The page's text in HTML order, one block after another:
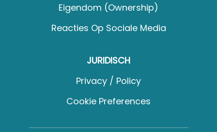
Eigendom (Ownership)
Reacties Op Sociale Media
JURIDISCH
Privacy / Policy
Cookie Preferences